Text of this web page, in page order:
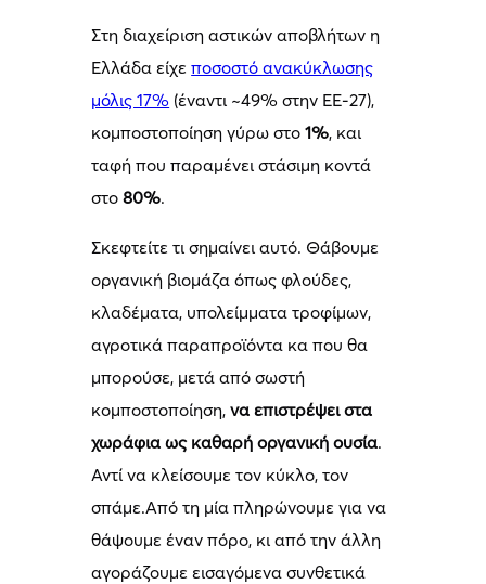
Στη διαχείριση αστικών αποβλήτων η
Ελλάδα είχεποσοστό ανακύκλωσης
μόλις 17% (έναντι ~49% στην ΕΕ-27),
κομποστοποίηση γύρω στο1%, και
ταφή που παραμένει στάσιμη κοντά
στο80%.
Σκεφτείτε τι σημαίνει αυτό. Θάβουμε
οργανική βιομάζα όπως φλούδες,
κλαδέματα, υπολείμματα τροφίμων,
αγροτικά παραπροϊόντα κα που θα
μπορούσε, μετά από σωστή
κομποστοποίηση,να επιστρέψει στα
χωράφια ως καθαρή οργανική ουσία.
Αντί να κλείσουμε τον κύκλο, τον
σπάμε.Από τη μία πληρώνουμε για να
θάψουμε έναν πόρο, κι από την άλλη
αγοράζουμε εισαγόμενα συνθετικά